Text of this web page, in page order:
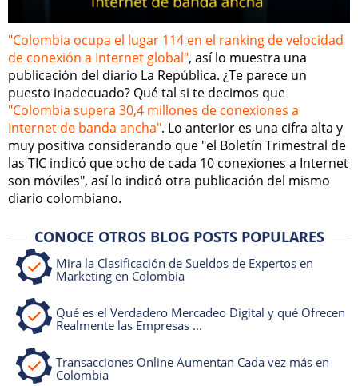
"Colombia ocupa el lugar 114 en el ranking de velocidad
de conexión a Internet global", así lo muestra una
publicación del diario La República. ¿Te parece un
puesto inadecuado? Qué tal si te decimos que
"Colombia supera 30,4 millones de conexiones a
Internet de banda ancha". Lo anterior es una cifra alta y
muy positiva considerando que "el Boletín Trimestral de
las TIC indicó que ocho de cada 10 conexiones a Internet
son móviles", así lo indicó otra publicación del mismo
diario colombiano.
CONOCE OTROS BLOG POSTS POPULARES
Mira la Clasificación de Sueldos de Expertos en
Marketing en Colombia
Qué es el Verdadero Mercadeo Digital y qué Ofrecen
Realmente las Empresas ...
Transacciones Online Aumentan Cada vez más en
Colombia